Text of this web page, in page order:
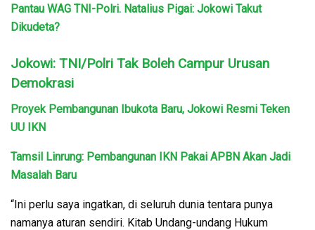
Pantau WAG TNI-Polri. Natalius Pigai: Jokowi Takut
Dikudeta?
Jokowi: TNI/Polri Tak Boleh Campur Urusan
Demokrasi
Proyek Pembangunan Ibukota Baru, Jokowi Resmi Teken
UU IKN
Tamsil Linrung: Pembangunan IKN Pakai APBN Akan Jadi
Masalah Baru
“Ini perlu saya ingatkan, di seluruh dunia tentara punya
namanya aturan sendiri. Kitab Undang-undang Hukum